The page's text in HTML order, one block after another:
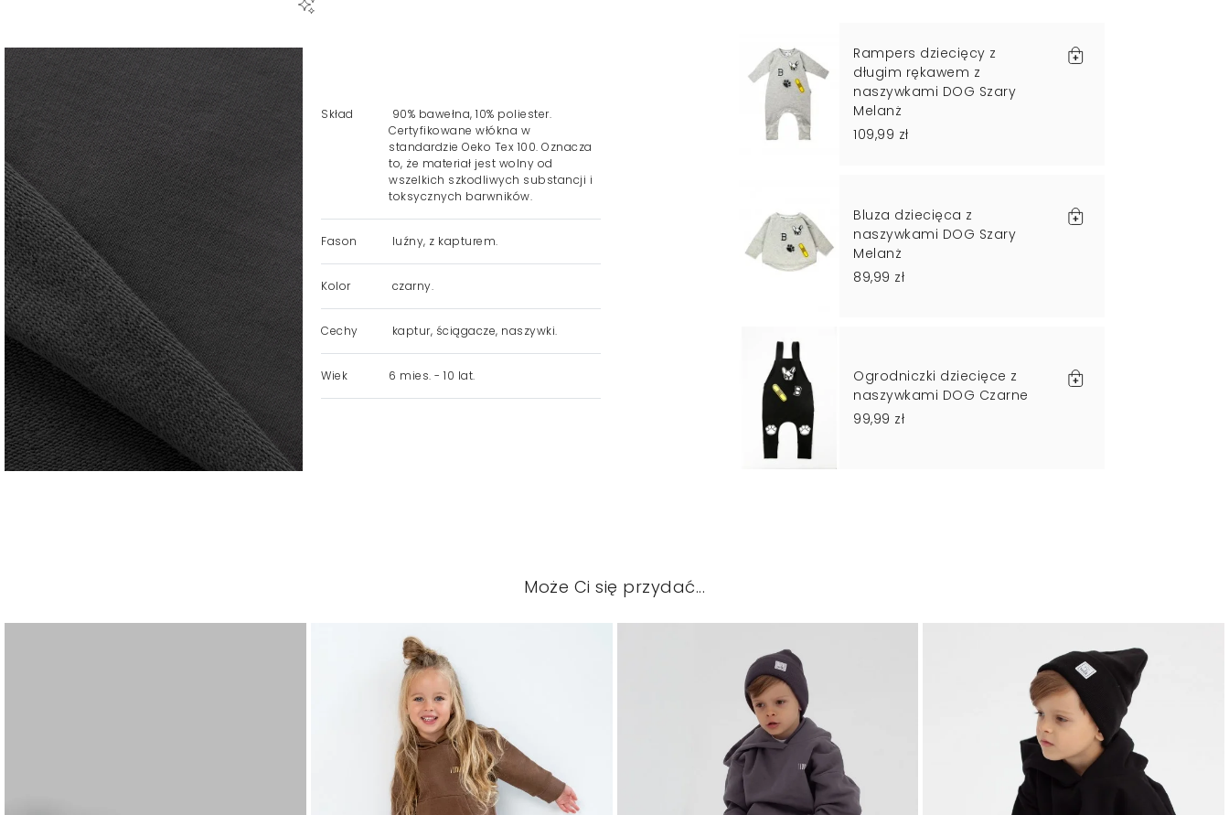
Skład
90% bawełna, 10% poliester.
Certyfikowane włókna w
standardzie Oeko Tex 100. Oznacza
to, że materiał jest wolny od
wszelkich szkodliwych substancji i
toksycznych barwników.
Fason luźny, z kapturem.
Kolor czarny.
Cechy kaptur, ściągacze, naszywki.
Wiek 6 mies. - 10 lat.
Rampers dziecięcy z
długim rękawem z
naszywkami DOG Szary
Melanż
109,99 zł
Bluza dziecięca z
naszywkami DOG Szary
Melanż
89,99 zł
Ogrodniczki dziecięce z
naszywkami DOG Czarne
99,99 zł
Może Ci się przydać...